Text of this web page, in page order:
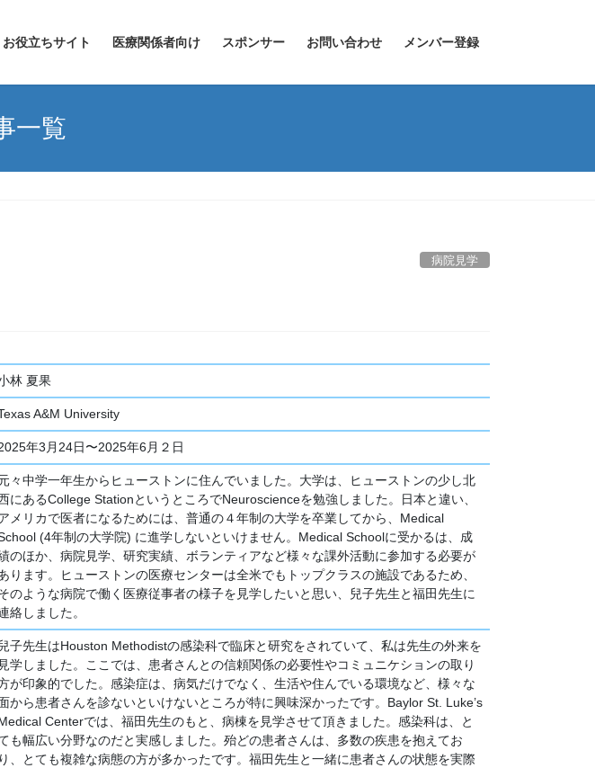
お役立ちサイト 医療関係者向け スポンサー お問い合わせ メンバー登録
一覧
病院見学
林 夏果
A&M University
年3月24日〜2025年6月２日
々中学一年生からヒューストンに住んでいました。大学は、ヒューストンの少し北
にあるCollege StationというところでNeuroscienceを勉強しました。日本と違い、
メリカで医者になるためには、普通の４年制の大学を卒業してから、Medical
(4年制の大学院) に進学しないといけません。Medical Schoolに受かるは、成
のほか、病院見学、研究実績、ボランティアなど様々な課外活動に参加する必要が
ります。ヒューストンの医療センターは全米でもトップクラスの施設であるため、
のような病院で働く医療従事者の様子を見学したいと思い、兒子先生と福田先生に
絡しました。
兒子先生はHouston Methodistの感染科で臨床と研究をされていて、私は先生の外来を
見学しました。ここでは、患者さんとの信頼関係の必要性やコミュニケションの取り
が印象的でした。感染症は、病気だけでなく、生活や住んでいる環境など、様々な
から患者さんを診ないといけないところが特に興味深かったです。Baylor St. Luke’s
Centerでは、福田先生のもと、病棟を見学させて頂きました。感染科は、と
も幅広い分野なのだと実感しました。殆どの患者さんは、多数の疾患を抱えてお
り、とても複雑な病態の方が多かったです。福田先生と一緒に患者さんの状態を実際